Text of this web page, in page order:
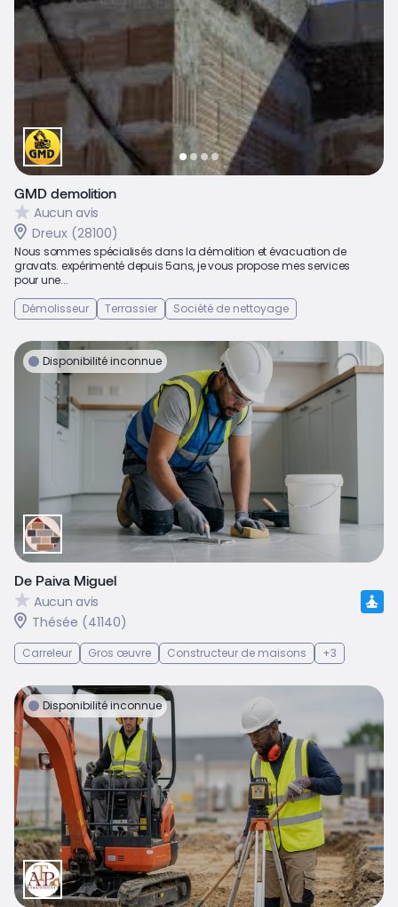
GMD demolition
Aucun avis
Dreux (28100)
Nous sommes spécialisés dans la démolition et évacuation de
gravats. expérimenté depuis 5ans, je vous propose mes services
pour une...
Démolisseur
Terrassier Société de nettoyage
Disponibilité inconnue
De Paiva Miguel
Aucun avis
Thésée (41140)
Carreleur Gros œuvre Constructeur de maisons +3
Disponibilité inconnue